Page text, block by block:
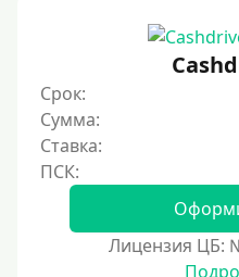
Срок:
Сумма:
Ставка:
Лицензия ЦБ: